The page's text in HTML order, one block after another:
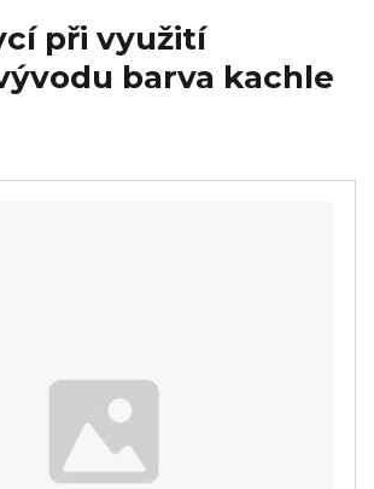
při využití
barva kachle